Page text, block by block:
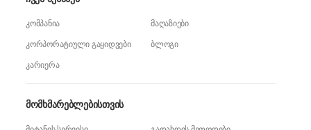
კომპანია
მაღაზიები
კორპორატიული გაყიდვები
ბლოგი
კარიერა
მომხმარებლებისთვის